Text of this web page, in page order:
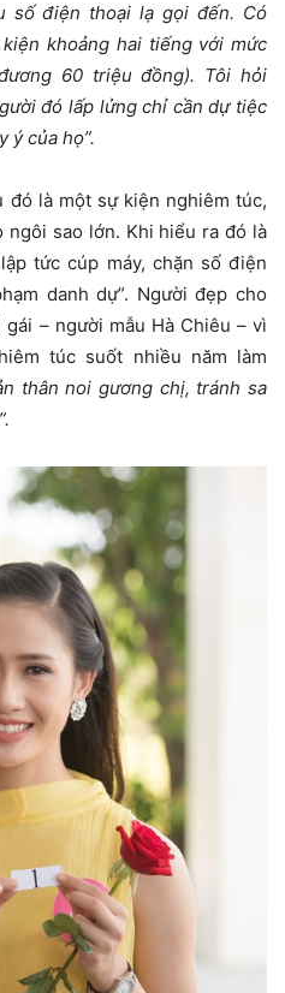
số điện thoại lạ gọi đến. Có
khoảng hai tiếng với mức
60 triệu đồng). Tôi hỏi
đó lấp lửng chỉ cần dự tiệc
ý của họ”.
đó là một sự kiện nghiêm túc,
ngôi sao lớn. Khi hiểu ra đó là
tức cúp máy, chặn số điện
danh dự”. Người đẹp cho
– người mẫu Hà Chiêu – vì
túc suốt nhiều năm làm
thân noi gương chị, tránh sa